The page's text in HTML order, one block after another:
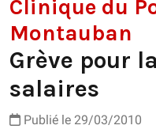
Clinique du
Montauban
Grève pour
salaires
Publié le 29/03/2010